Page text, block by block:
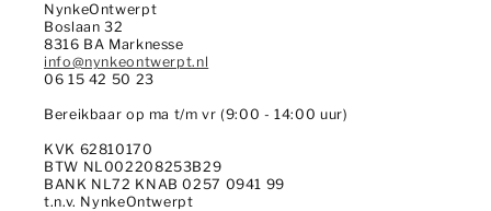
NynkeOntwerpt
Boslaan 32
8316 BA Marknesse
info@nynkeontwerpt.nl
06 15 42 50 23
Bereikbaar op ma t/m vr (9:00 - 14:00 uur)
KVK 62810170
BTW NL002208253B29
BANK NL72 KNAB 0257 0941 99
t.n.v. NynkeOntwerpt